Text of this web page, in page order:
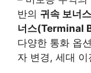
반의 귀속 보너
너스(Terminal
다양한 통화 옵
자 변경, 세대